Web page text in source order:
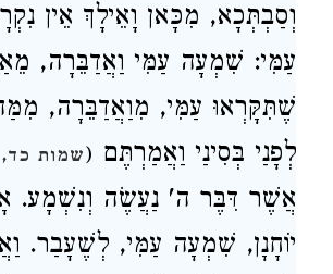
וְסַבְתְּכָא, מִכָּאן וָאֵילָךְ אֵין
עַמִּי: שִׁמְעָה עַמִּי וַאֲדַבֵּרָה,
שֶׁתִּקָּרְאוּ עַמִּי, מִוַאֲדַבֵּרָה,
לְפָנַי בְּסִינַי וַאֲמַרְתֶּם (שמות כד,
אֲשֶׁר דִּבֶּר ה' נַעֲשֶׂה וְנִשְׁמָע.
יוֹחָנָן, שִׁמְעָה עַמִּי, לְשֶׁעָבַר.